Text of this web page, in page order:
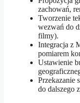
zachowań,
Tworzenie
wezwań do
filmy).
Integracja z
pomiarem
Ustawienie
Przekazanie
do dalszego